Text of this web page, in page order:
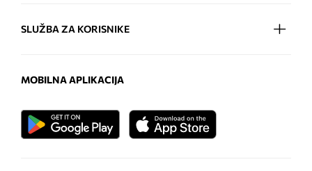
SLUŽBA ZA KORISNIKE
MOBILNA APLIKACIJA